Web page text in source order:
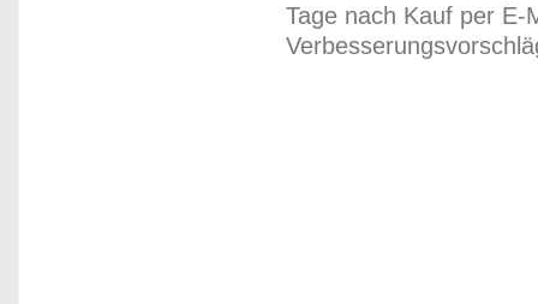
Tage nach Kauf per E-